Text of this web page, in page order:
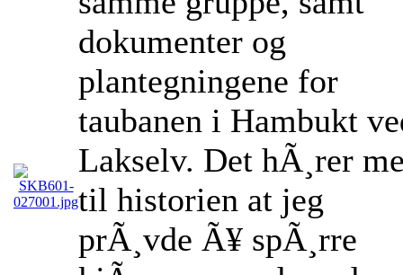
dokumenter og
plantegningene for
taubanen i Hambukt
Lakselv. Det hÃ¸rer
til historien at jeg
prÃ¸vde Ã¥ spÃ¸rre